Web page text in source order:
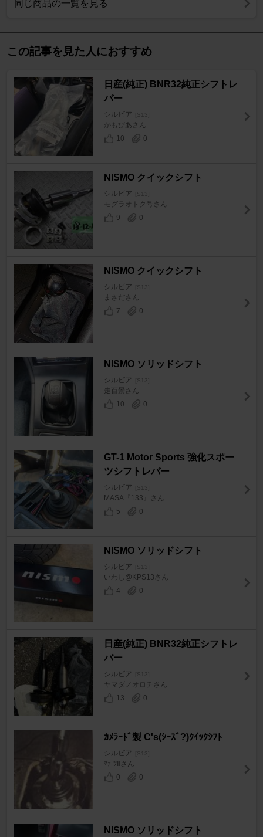
同じ商品の一覧を見る
この記事を見た人におすすめ
日産(純正) BNR32純正シフトレ
バー
シルビア [S13]
かもびあさん
10
0
NISMO クイックシフト
シルビア [S13]
モグラオトク号さん
9
0
NISMO クイックシフト
シルビア [S13]
まさださん
7
0
NISMO ソリッドシフト
シルビア [S13]
走百景さん
10
0
GT-1 Motor Sports 強化スポー
ツシフトレバー
シルビア [S13]
MASA『133』さん
5
0
NISMO ソリッドシフト
シルビア [S13]
いわし@KPS13さん
4
0
日産(純正) BNR32純正シフトレ
バー
シルビア [S13]
ヤマダノオロチさん
13
0
ｶﾒﾗｰﾄﾞ製 C's(ｼｰｽﾞ?)ｸｲｯｸｼﾌﾄ
シルビア [S13]
ﾏｧ-ﾂⅡさん
0
0
NISMO ソリッドシフト